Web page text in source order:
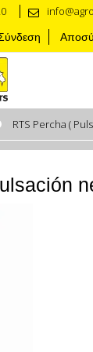
RTS Percha (